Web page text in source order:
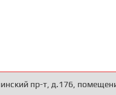
пр-т, д.176,